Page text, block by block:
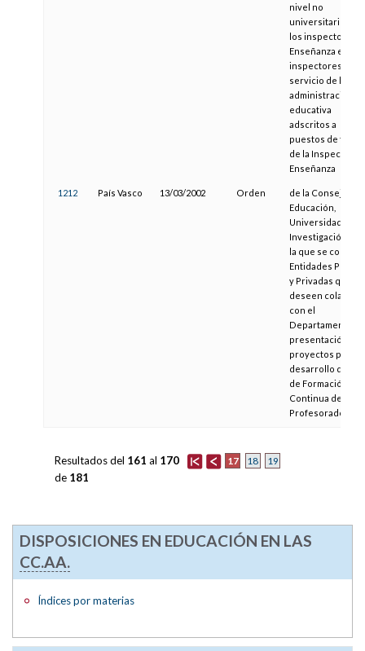
nivel no
universitario y a
los inspectores
Enseñanza e
inspectores al
servicio de la
administración
educativa
adscritos a
puestos de
de la Inspección
Enseñanza
1212 País Vasco 13/03/2002 Orden
de la Consejera
Educación,
Universidades e
Investigación, por
la que se
Entidades
y Privadas que
deseen
con el
Departamento a
presentación de
proyectos para el
desarrollo del
de Formación
Continua del
Profesorado
17 18 19
Resultados del 161 al 170
de 181
DISPOSICIONES EN EDUCACIÓN EN LAS
CC.AA.
Índices por materias